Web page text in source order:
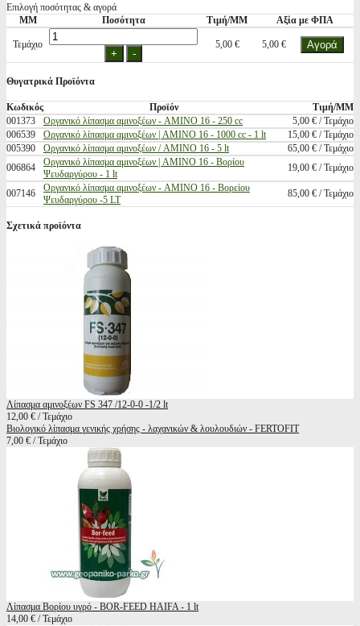
Επιλογή ποσότητας & αγορά
ΜΜ
Ποσότητα Τιμή/ΜΜ Αξία με ΦΠΑ
Τεμάχιο 5,00 € 5,00 €
Θυγατρικά Προϊόντα
Κωδικός Προϊόν
Τιμή/ΜΜ
001373
Οργανικό λίπασμα αμινοξέων - AMINO 16 - 250 cc
5,00 € / Τεμάχιο
006539
Οργανικό λίπασμα αμινοξέων | AMINO 16 - 1000 cc - 1 lt
15,00 € / Τεμάχιο
005390
Οργανικό λίπασμα αμινοξέων / AMINO 16 - 5 lt
65,00 € / Τεμάχιο
006864
Οργανικό λίπασμα αμινοξέων | AMINO 16 - Βορίου
Ψευδαργύρου - 1 lt
19,00 € / Τεμάχιο
007146
Οργανικό λίπασμα αμινοξέων - AMINO 16 - Boρείου
Ψευδαργύρου -5 LT
85,00 € / Τεμάχιο
Σχετικά προϊόντα
Λίπασμα αμινοξέων FS 347 /12-0-0 -1/2 lt
12,00 € / Τεμάχιο
Βιολογικό λίπασμα γενικής χρήσης - λαχανικών & λουλουδιών - FERTΟFIT
7,00 € / Τεμάχιο
Λίπασμα Βορίου υγρό - BOR-FEED HAIFA - 1 lt
14,00 € / Τεμάχιο